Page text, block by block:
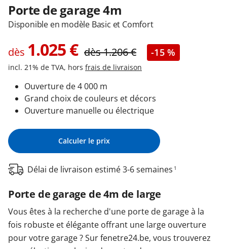
Conseils gratuits
Porte de garage 4m
Disponible en modèle Basic et Comfort
dès 1.025€ dès1.206€ -15 %
incl. 21% de TVA, hors frais de livraison
Ouverture de 4 000 m
Grand choix de couleurs et décors
Ouverture manuelle ou électrique
Calculer le prix
Délai de livraison estimé 3-6 semaines 1
Porte de garage de 4m de large
Vous êtes à la recherche d'une porte de garage à la
fois robuste et élégante offrant une large ouverture
pour votre garage ? Sur fenetre24.be, vous trouverez